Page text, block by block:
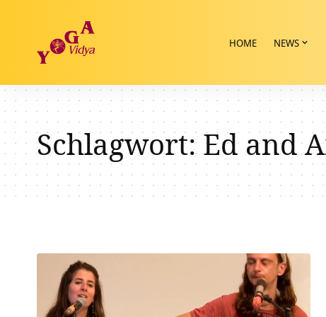
HOME NEWS
Schlagwort:Ed and